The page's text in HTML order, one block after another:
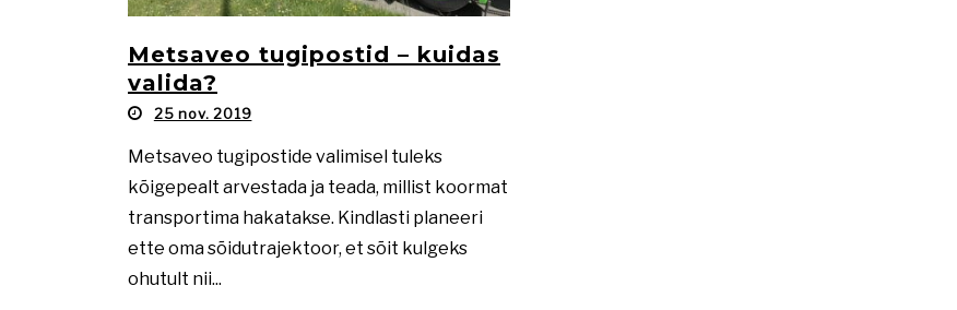
Metsaveo tugipostid – kuidas
valida?
25 nov. 2019
Metsaveo tugipostide valimisel tuleks
kõigepealt arvestada ja teada, millist koormat
transportima hakatakse. Kindlasti planeeri
ette oma sõidutrajektoor, et sõit kulgeks
ohutult nii...